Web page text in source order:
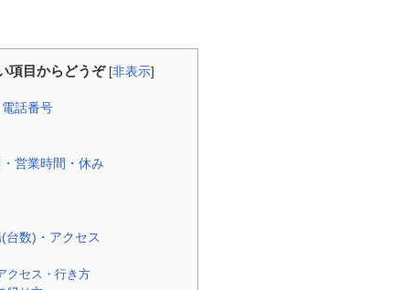
項目からどうぞ [非表示]
話番号
営業時間・休み
台数)・アクセス
クセス・行き方